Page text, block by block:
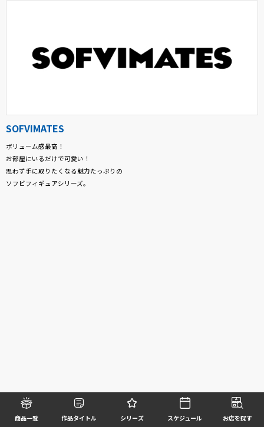
商品一覧 作品タイトル シリーズ スケジュール お店を探す
SOFVIMATES
ボリューム感最高！
お部屋にいるだけで可愛い！
思わず手に取りたくなる魅力たっぷりの
ソフビフィギュアシリーズ。